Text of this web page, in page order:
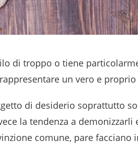
di troppo o tiene
un vero e
di desiderio soprattutto
la tendenza a
comune, pare facciano